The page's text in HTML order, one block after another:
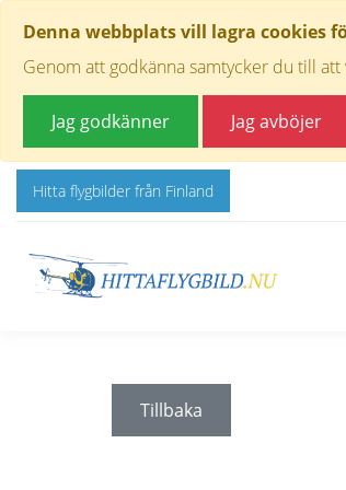
Denna webbplats vill lagra cookies
Genom att godkänna samtycker du till
Jag godkänner Jag avböjer
Hitta flygbilder från Finland
Tillbaka